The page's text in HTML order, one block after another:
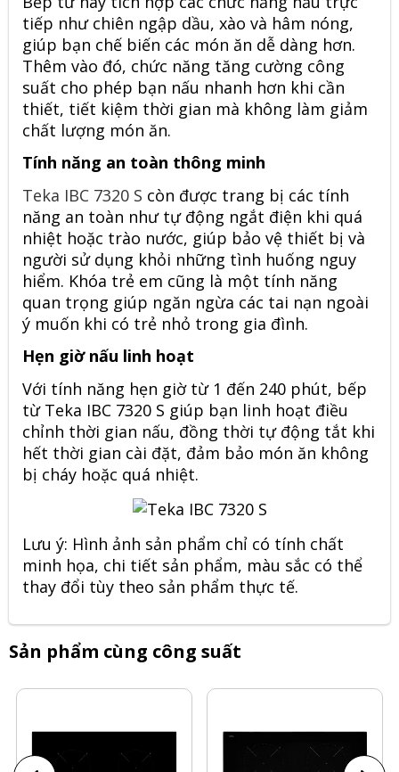
tiếp như chiên ngập dầu, xào và hâm nóng,
giúp bạn chế biến các món ăn dễ dàng hơn.
Thêm vào đó, chức năng tăng cường công
suất cho phép bạn nấu nhanh hơn khi cần
thiết, tiết kiệm thời gian mà không làm giảm
chất lượng món ăn.
Tính năng an toàn thông minh
Teka IBC 7320 S còn được trang bị các tính
năng an toàn như tự động ngắt điện khi quá
nhiệt hoặc trào nước, giúp bảo vệ thiết bị và
người sử dụng khỏi những tình huống nguy
hiểm. Khóa trẻ em cũng là một tính năng
quan trọng giúp ngăn ngừa các tai nạn ngoài
ý muốn khi có trẻ nhỏ trong gia đình.
Hẹn giờ nấu linh hoạt
Với tính năng hẹn giờ từ 1 đến 240 phút, bếp
từ Teka IBC 7320 S giúp bạn linh hoạt điều
chỉnh thời gian nấu, đồng thời tự động tắt khi
hết thời gian cài đặt, đảm bảo món ăn không
bị cháy hoặc quá nhiệt.
Lưu ý: Hình ảnh sản phẩm chỉ có tính chất
minh họa, chi tiết sản phẩm, màu sắc có thể
thay đổi tùy theo sản phẩm thực tế.
Sản phẩm cùng công suất